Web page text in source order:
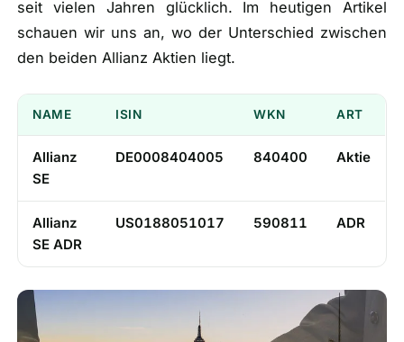
Über mich
seit vielen Jahren glücklich. Im heutigen Artikel
schauen wir uns an, wo der Unterschied zwischen
den beiden Allianz Aktien liegt.
NAME ISIN WKN ART
Allianz
SE
DE0008404005 840400 Aktie
Allianz
SE ADR
US0188051017 590811 ADR